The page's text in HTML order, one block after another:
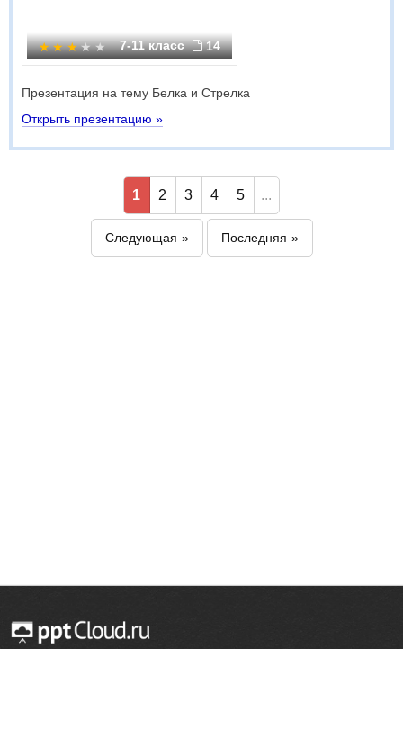
7-11 класс 14
Презентация на тему Белка и Стрелка
Открыть презентацию »
1 2 3 4 5 ...
Следующая Последняя